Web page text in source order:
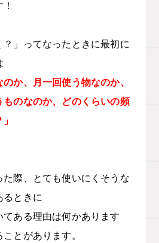
？」ってなったときに最初に
のか、月一回使う物なのか、
ものなのか、どのくらいの頻
た際、とても使いにくそうな
るときに
てある理由は何かあります
とがあります。